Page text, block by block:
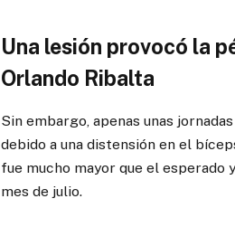
Una lesión provocó la
Orlando Ribalta
Sin embargo, apenas unas
debido a una distensión en el
fue mucho mayor que el esperado
mes de julio.